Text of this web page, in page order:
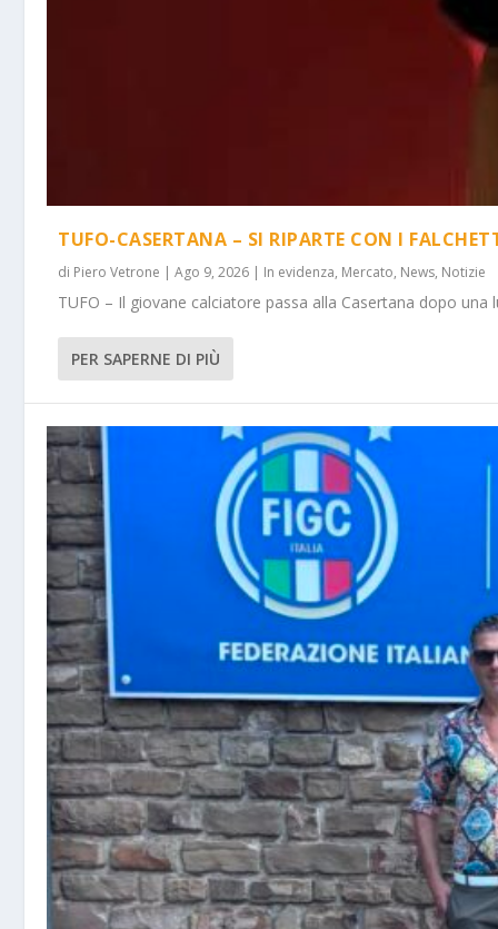
TUFO-CASERTANA – SI RIPARTE CON I
di Piero Vetrone |Ago 9, 2026 | In evidenza, Mercato, News, Notizie
TUFO – Il giovane calciatore passa alla Casertana dopo una
PER SAPERNE DI PIÙ